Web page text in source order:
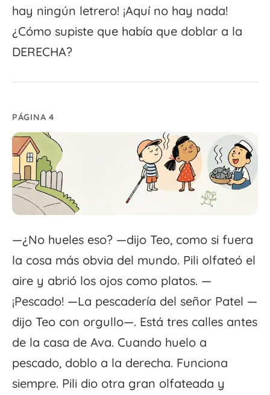
hay ningún letrero! ¡Aquí no hay nada!
¿Cómo supiste que había que doblar a la
DERECHA?
PÁGINA 4
—¿No hueles eso? —dijo Teo, como si fuera
la cosa más obvia del mundo. Pili olfateó el
aire y abrió los ojos como platos. —
¡Pescado! —La pescadería del señor Patel —
dijo Teo con orgullo—. Está tres calles antes
de la casa de Ava. Cuando huelo a
pescado, doblo a la derecha. Funciona
siempre. Pili dio otra gran olfateada y